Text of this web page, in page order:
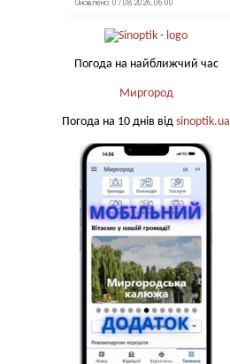
Погода на найближчий час
Миргород
Погода на 10 днів від sinoptik.ua